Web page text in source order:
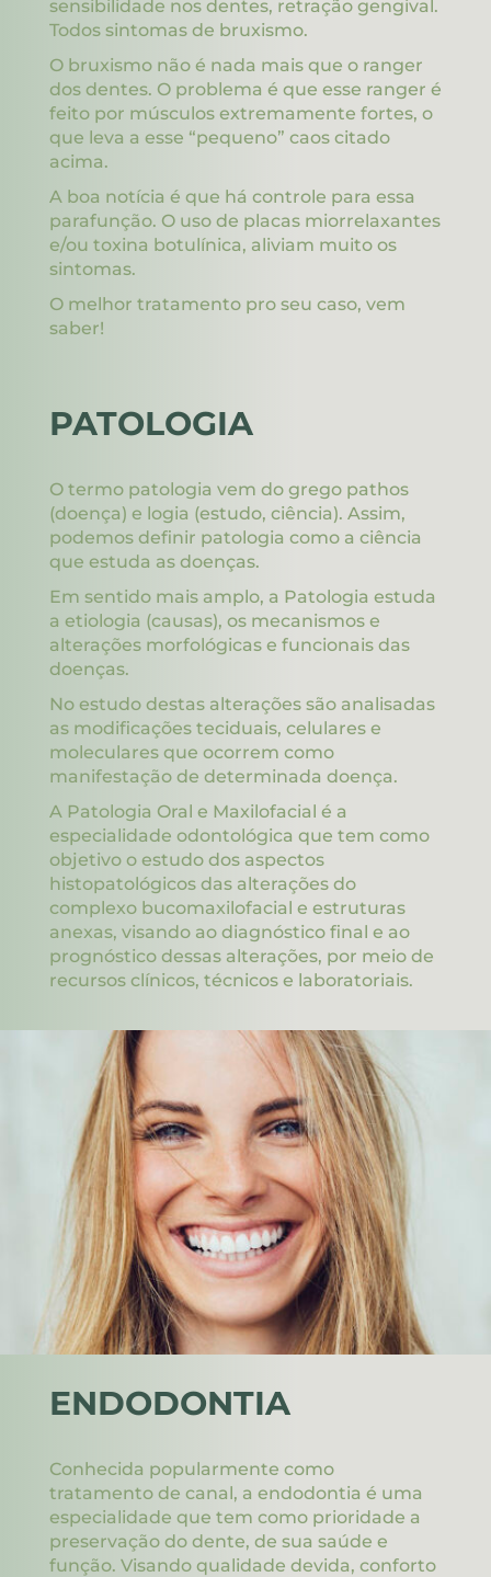
sensibilidade nos dentes, retração gengival.
Todos sintomas de bruxismo.
O bruxismo não é nada mais que o ranger
dos dentes. O problema é que esse ranger é
feito por músculos extremamente fortes, o
que leva a esse “pequeno” caos citado
acima.
A boa notícia é que há controle para essa
parafunção. O uso de placas miorrelaxantes
e/ou toxina botulínica, aliviam muito os
sintomas.
O melhor tratamento pro seu caso, vem
saber!
PATOLOGIA
O termo patologia vem do grego pathos
(doença) e logia (estudo, ciência). Assim,
podemos definir patologia como a ciência
que estuda as doenças.
Em sentido mais amplo, a Patologia estuda
a etiologia (causas), os mecanismos e
alterações morfológicas e funcionais das
doenças.
No estudo destas alterações são analisadas
as modificações teciduais, celulares e
moleculares que ocorrem como
manifestação de determinada doença.
A Patologia Oral e Maxilofacial é a
especialidade odontológica que tem como
objetivo o estudo dos aspectos
histopatológicos das alterações do
complexo bucomaxilofacial e estruturas
anexas, visando ao diagnóstico final e ao
prognóstico dessas alterações, por meio de
recursos clínicos, técnicos e laboratoriais.
ENDODONTIA
Conhecida popularmente como
tratamento de canal, a endodontia é uma
especialidade que tem como prioridade a
preservação do dente, de sua saúde e
função. Visando qualidade devida, conforto